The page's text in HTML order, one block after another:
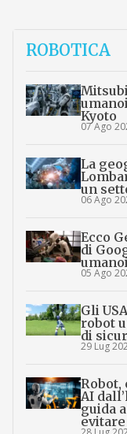
ROBOTICA
Kyoto
07 Ago
La
un
06 Ago
Ecco
di
05 Ago
Gli
robot
di
29 Lug
Robot,
AI
guida